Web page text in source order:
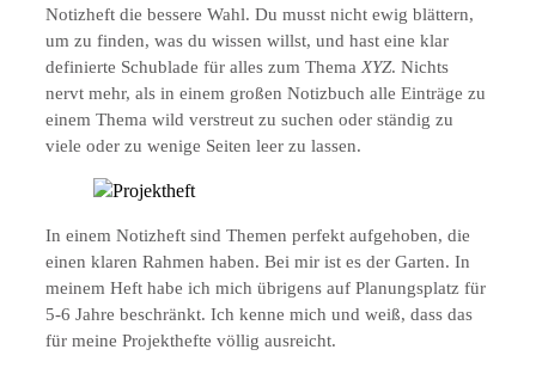
Notizheft die bessere Wahl. Du musst nicht ewig blättern,
um zu finden, was du wissen willst, und hast eine klar
definierte Schublade für alles zum Thema XYZ. Nichts
nervt mehr, als in einem großen Notizbuch alle Einträge zu
einem Thema wild verstreut zu suchen oder ständig zu
viele oder zu wenige Seiten leer zu lassen.
In einem Notizheft sind Themen perfekt aufgehoben, die
einen klaren Rahmen haben. Bei mir ist es der Garten. In
meinem Heft habe ich mich übrigens auf Planungsplatz für
5-6 Jahre beschränkt. Ich kenne mich und weiß, dass das
für meine Projekthefte völlig ausreicht.